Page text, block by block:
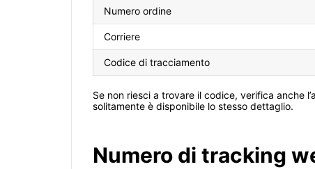
Numero ordine
Corriere
Codice di tracciamento
Se non riesci a trovare il codice, verifica anche
solitamente è disponibile lo stesso dettaglio.
Numero di tracking